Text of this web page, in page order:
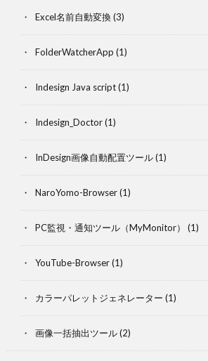
Excel名前自動変換(3)
FolderWatcherApp (1)
Indesign Java script(1)
Indesign_Doctor(1)
InDesign画像自動配置ツール(1)
NaroYomo-Browser(1)
PC監視・通知ツール（MyMonitor） (1)
YouTube-Browser(1)
カラーパレットジェネレーター (1)
画像一括抽出ツール(2)